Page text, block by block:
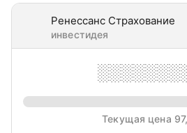
Ренессанс Страхование
инвестидея
Текущая цена